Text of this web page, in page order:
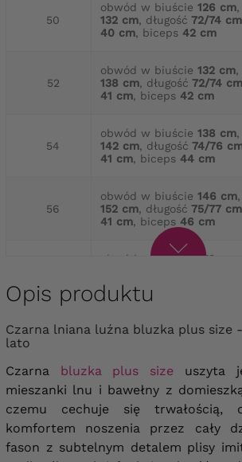
50
obwód w biuście 126 cm
132 cm, długość 72/74 cm
40 cm, biceps 42 cm
52
obwód w biuście 132 cm,
138 cm, długość 72/74 cm
41 cm, biceps 42 cm
54
obwód w biuście 138 cm
142 cm, długość 74/76
41 cm, biceps 44 cm
56
obwód w biuście 146 cm
152 cm, długość 75/77 cm
41 cm, biceps 46 cm
obwód w biuście 152 cm
42 cm , biceps
60
obwód w biuście 156 cm
160 cm, długość 77/79 cm
62
obwód w biuście 162 cm
168 cm, długość 79/81
42 cm, biceps 52 cm
obwód w biuście 170 cm
Opis produktu
Czarna lniana luźna bluzka plus size - przewiewna na
lato
Czarna
bluzka plus size uszyta
mieszanki lnu i bawełny z
czemu cechuje się trwałością,
komfortem noszenia przez cały
fason z subtelnym detalem plisy